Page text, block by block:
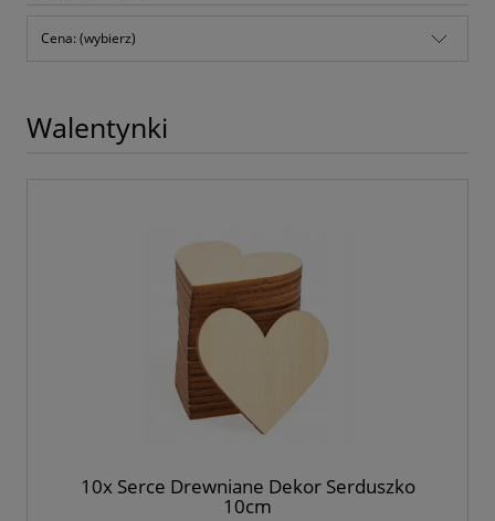
Cena: (wybierz)
Walentynki
10x Serce Drewniane Dekor Serduszko
10cm